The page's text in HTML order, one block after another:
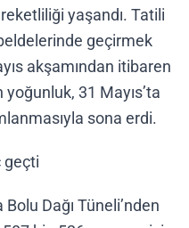
yaşandı. Tatili
geçirmek
akşamından itibaren
31 Mayıs’ta
sona erdi.
geçti
Dağı Tüneli’nden